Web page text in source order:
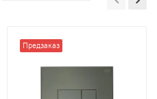
Предзаказ